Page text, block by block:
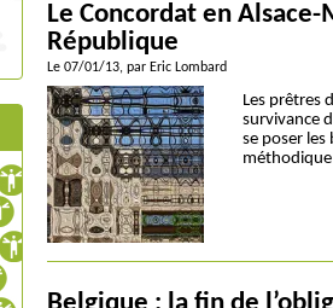
Le Concordat en
République
Le 07/01/13, par Eric Lombard
Les prêtres
survivance
se poser
méthodique